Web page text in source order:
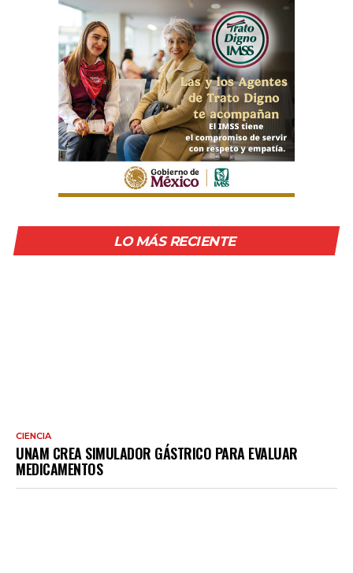
LO MÁS RECIENTE
CIENCIA
UNAM CREA SIMULADOR GÁSTRICO PARA EVALUAR
MEDICAMENTOS